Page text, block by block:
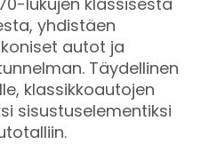
yhdistäen
autot ja
Täydellinen
klassikkoautojen
sisustuselementiksi